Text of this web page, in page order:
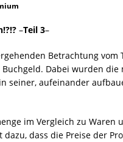
–Teil 3–
Betrachtung
Dabei wurden
seiner, aufeinander
im Vergleich zu
dazu, dass die Preise der